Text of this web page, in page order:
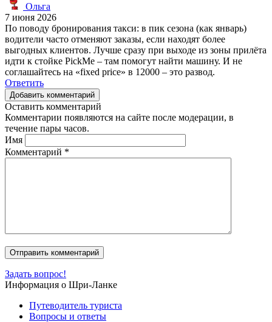
Ольга
7 июня 2026
По поводу бронирования такси: в пик сезона (как январь)
водители часто отменяют заказы, если находят более
выгодных клиентов. Лучше сразу при выходе из зоны прилёта
идти к стойке PickMe – там помогут найти машину. И не
соглашайтесь на «fixed price» в 12000 – это развод.
Ответить
Добавить комментарий
Оставить комментарий
Комментарии появляются на сайте после модерации, в
течение пары часов.
Имя
Комментарий *
Задать вопрос!
Информация о Шри-Ланке
Путеводитель туриста
Вопросы и ответы